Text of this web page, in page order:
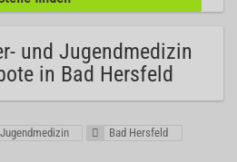
und Jugendmedizin
in Bad Hersfeld
Bad Hersfeld